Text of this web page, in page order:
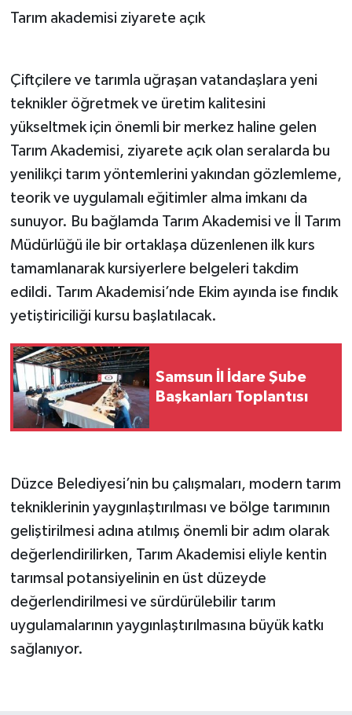
Tarım akademisi ziyarete açık
Çiftçilere ve tarımla uğraşan vatandaşlara yeni
teknikler öğretmek ve üretim kalitesini
yükseltmek için önemli bir merkez haline gelen
Tarım Akademisi, ziyarete açık olan seralarda bu
yenilikçi tarım yöntemlerini yakından gözlemleme,
teorik ve uygulamalı eğitimler alma imkanı da
sunuyor. Bu bağlamda Tarım Akademisi ve İl Tarım
Müdürlüğü ile bir ortaklaşa düzenlenen ilk kurs
tamamlanarak kursiyerlere belgeleri takdim
edildi. Tarım Akademisi’nde Ekim ayında ise fındık
yetiştiriciliği kursu başlatılacak.
Samsun İl İdare Şube
Başkanları Toplantısı
Düzce Belediyesi’nin bu çalışmaları, modern tarım
tekniklerinin yaygınlaştırılması ve bölge tarımının
geliştirilmesi adına atılmış önemli bir adım olarak
değerlendirilirken, Tarım Akademisi eliyle kentin
tarımsal potansiyelinin en üst düzeyde
değerlendirilmesi ve sürdürülebilir tarım
uygulamalarının yaygınlaştırılmasına büyük katkı
sağlanıyor.